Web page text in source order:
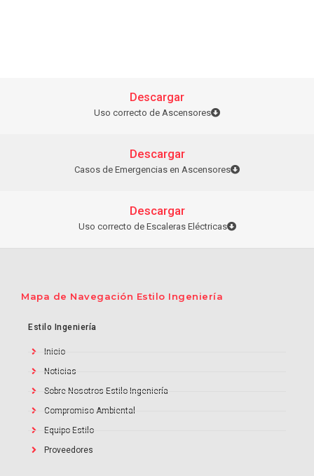
Descargar
Uso correcto de Ascensores
Descargar
Casos de Emergencias en Ascensores
Descargar
Uso correcto de Escaleras Eléctricas
Mapa de Navegación Estilo Ingeniería
Estilo Ingeniería
Inicio
Noticias
Sobre Nosotros Estilo Ingeniería
Compromiso Ambiental
Equipo Estilo
Proveedores